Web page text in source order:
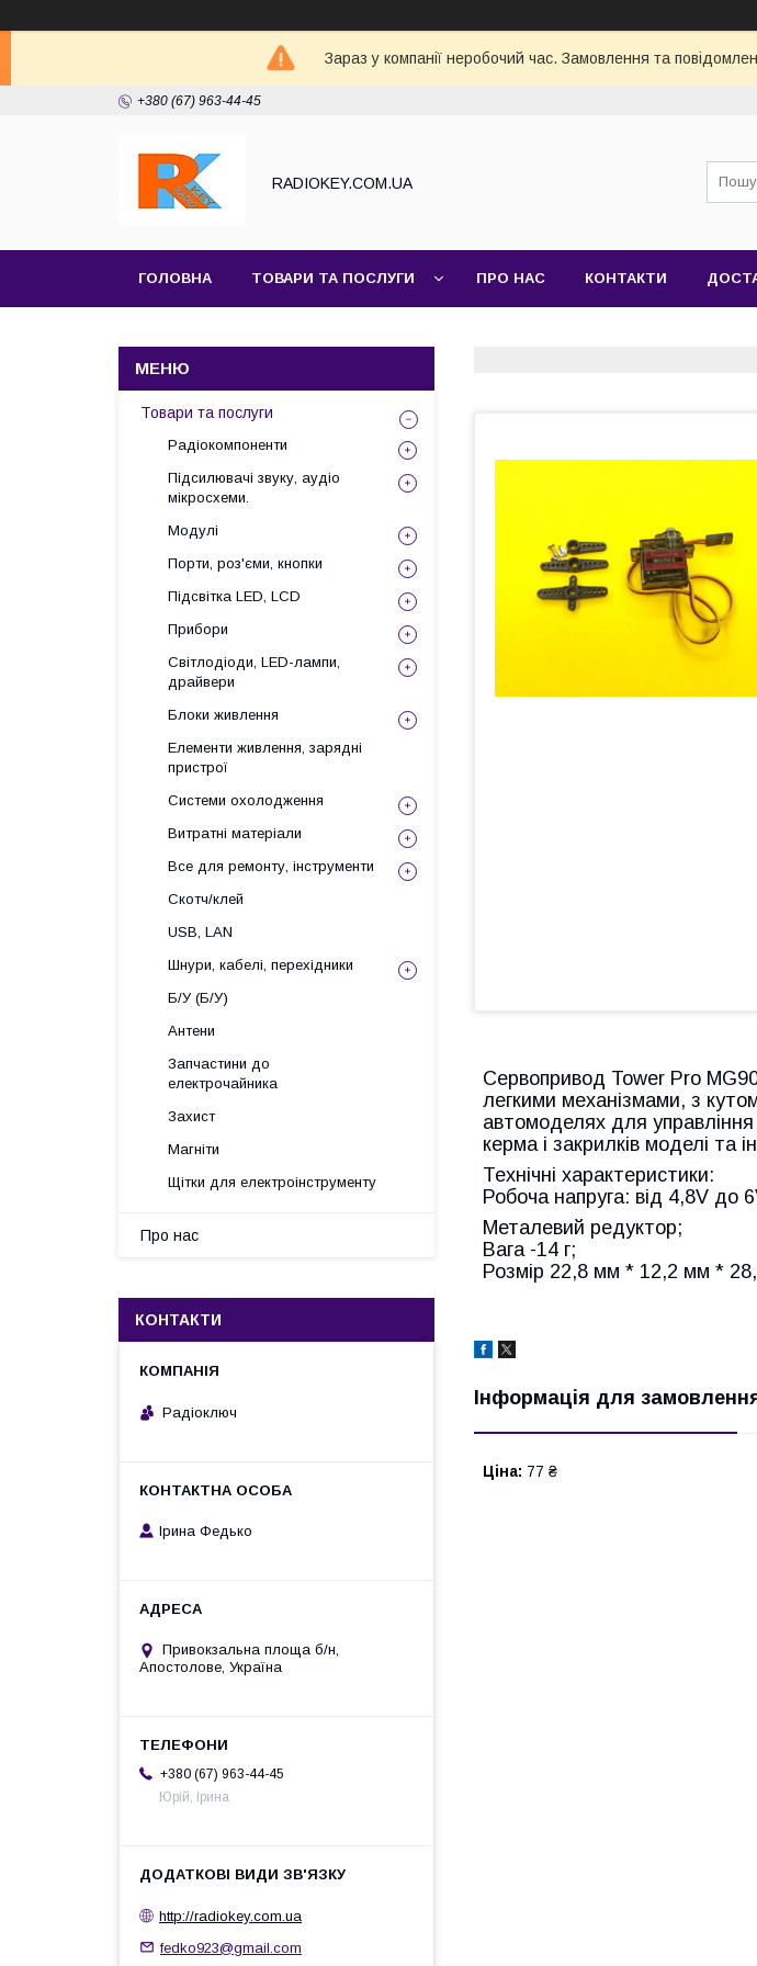
Зараз у компанії неробочий час. Замовлення та
+380 (67) 963-44-45
RADIOKEY.COM.UA
ГОЛОВНА ТОВАРИ ТА ПОСЛУГИ ПРО НАС КОНТАКТИ
Сервопривод Tower Pro
легкими механізмами, з
автомоделях для
керма і закрилків моделі та
Технічні характеристики:
Робоча напруга: від 4,8V до
Металевий редуктор;
Вага -14 г;
Розмір 22,8 мм * 12,2 мм *
Інформація для
Ціна: 77 ₴
Товари та послуги
Радіокомпоненти
Підсилювачі звуку, аудіо
мікросхеми.
Модулі
Порти, роз'єми, кнопки
Підсвітка LED, LCD
Прибори
Світлодіоди, LED-лампи,
драйвери
Блоки живлення
Елементи живлення, зарядні
пристрої
Системи охолодження
Витратні матеріали
Все для ремонту, інструменти
Скотч/клей
USB, LAN
Шнури, кабелі, перехідники
Б/У (Б/У)
Антени
Запчастини до
електрочайника
Захист
Магніти
Щітки для електроінструменту
Про нас
КОНТАКТИ
Радіоключ
Ірина Федько
Привокзальна площа б/н,
Апостолове, Україна
+380 (67) 963-44-45
Юрій, Ірина
http://radiokey.com.ua
fedko923@gmail.com